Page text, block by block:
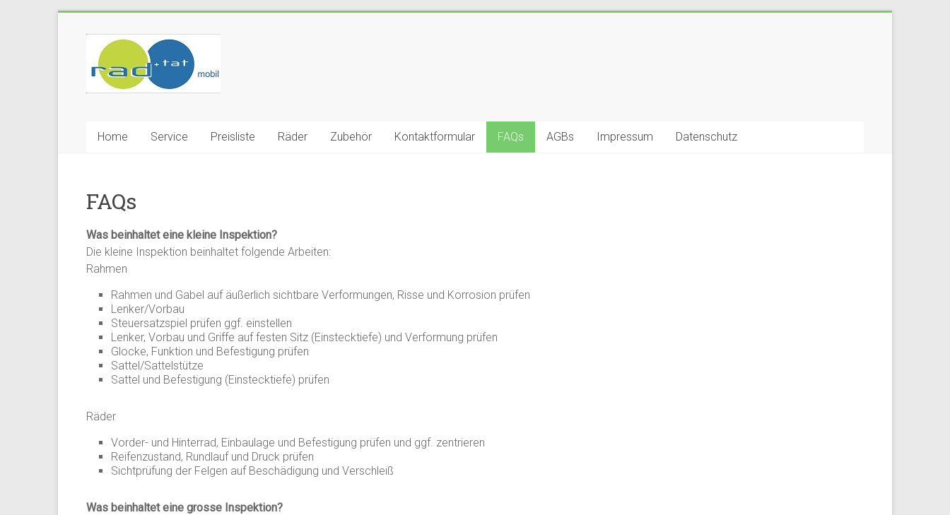
rad
und
mobil
Fahrradservice
in
Radolfzell
am
Bodensee
Home Service Preisliste Räder Zubehör Kontaktformular FAQs AGBs Impressum Datenschutz
FAQs
Was beinhaltet eine kleine Inspektion?
Die kleine Inspektion beinhaltet folgende Arbeiten:
Rahmen
Rahmen und Gabel auf äußerlich sichtbare Verformungen, Risse und Korrosion prüfen
Lenker/Vorbau
Steuersatzspiel prüfen ggf. einstellen
Lenker, Vorbau und Griffe auf festen Sitz (Einstecktiefe) und Verformung prüfen
Glocke, Funktion und Befestigung prüfen
Sattel/Sattelstütze
Sattel und Befestigung (Einstecktiefe) prüfen
Räder
Vorder- und Hinterrad, Einbaulage und Befestigung prüfen und ggf. zentrieren
Reifenzustand, Rundlauf und Druck prüfen
Sichtprüfung der Felgen auf Beschädigung und Verschleiß
Was beinhaltet eine grosse Inspektion?